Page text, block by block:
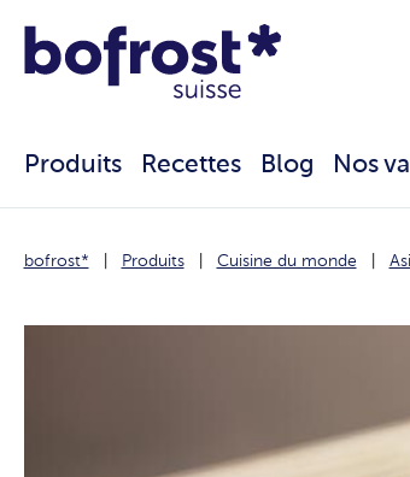
Produits Recettes Blog Nos
bofrost* Produits Cuisine du monde